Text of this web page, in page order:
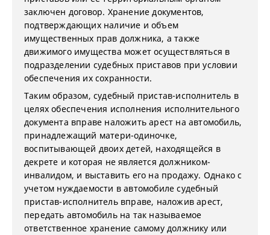
заключен договор. Хранение документов,
подтверждающих наличие и объем
имущественных прав должника, а также
движимого имущества может осуществляться в
подразделении судебных приставов при условии
обеспечения их сохранности.
Таким образом, судебный пристав-исполнитель в
целях обеспечения исполнения исполнительного
документа вправе наложить арест на автомобиль,
принадлежащий матери-одиночке,
воспитывающей двоих детей, находящейся в
декрете и которая не является должником-
инвалидом, и выставить его на продажу. Однако с
учетом нуждаемости в автомобиле судебный
пристав-исполнитель вправе, наложив арест,
передать автомобиль на так называемое
ответственное хранение самому должнику или